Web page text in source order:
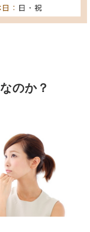
なのか？